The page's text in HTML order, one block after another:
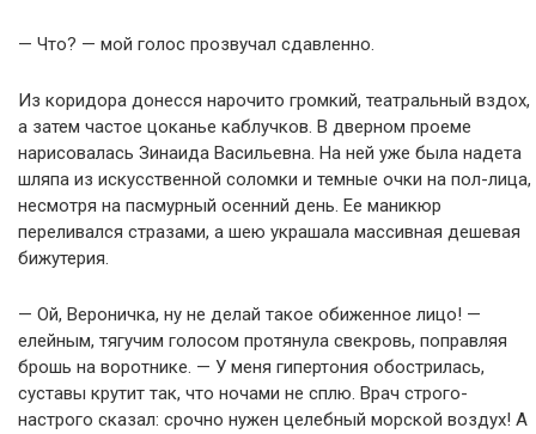
— Что? — мой голос прозвучал сдавленно.
Из коридора донесся нарочито громкий, театральный вздох,
а затем частое цоканье каблучков. В дверном проеме
нарисовалась Зинаида Васильевна. На ней уже была надета
шляпа из искусственной соломки и темные очки на пол-лица,
несмотря на пасмурный осенний день. Ее маникюр
переливался стразами, а шею украшала массивная дешевая
бижутерия.
— Ой, Вероничка, ну не делай такое обиженное лицо! —
елейным, тягучим голосом протянула свекровь, поправляя
брошь на воротнике. — У меня гипертония обострилась,
суставы крутит так, что ночами не сплю. Врач строго-
настрого сказал: срочно нужен целебный морской воздух! А